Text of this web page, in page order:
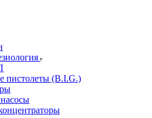
пистолеты (B.I.G.)